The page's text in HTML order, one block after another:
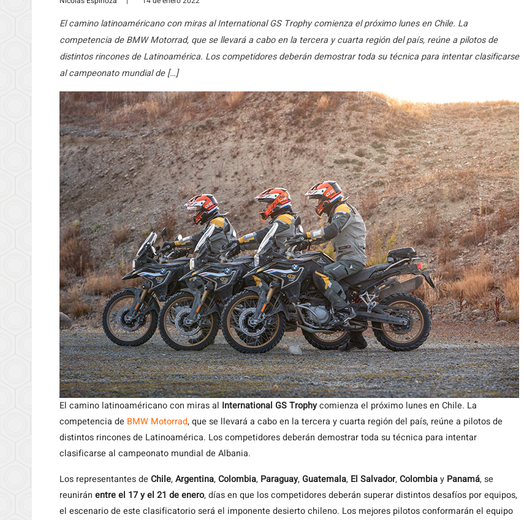
El camino latinoaméricano con miras al International GS Trophy comienza el próximo lunes en Chile. La
competencia de BMW Motorrad, que se llevará a cabo en la tercera y cuarta región del país, reúne a pilotos de
distintos rincones de Latinoamérica. Los competidores deberán demostrar toda su técnica para intentar clasificarse
al campeonato mundial de […]
El camino latinoaméricano con miras al International GS Trophycomienza el próximo lunes en Chile. La
competencia de BMW Motorrad, que se llevará a cabo en la tercera y cuarta región del país, reúne a pilotos de
distintos rincones de Latinoamérica. Los competidores deberán demostrar toda su técnica para intentar
clasificarse al campeonato mundial de Albania.
Los representantes de Chile,Argentina,Colombia, Paraguay,Guatemala, El Salvador,Colombiay Panamá, se
reunirán entre el 17 y el 21 de enero, días en que los competidores deberán superar distintos desafíos por equipos,
el escenario de este clasificatorio será el imponente desierto chileno. Los mejores pilotos conformarán el equipo